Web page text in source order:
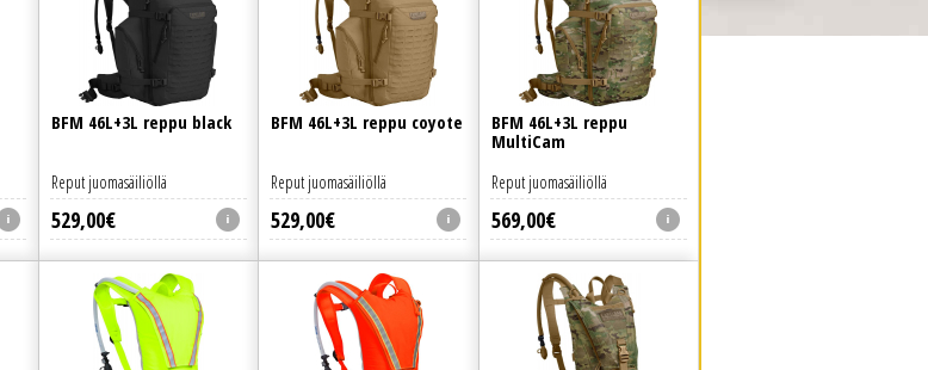
BFM 46L+3L reppu black
529,00€
Reput juomasäiliöllä
BFM 46L+3L reppu coyote
529,00€
Reput juomasäiliöllä
BFM 46L+3L reppu
MultiCam
569,00€
Reput juomasäiliöllä